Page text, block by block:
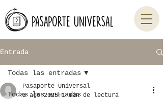
Entrada
Todas las entradas
Todas las entradas
Pasaporte Universal
3 ago 2025 1 min de lectura